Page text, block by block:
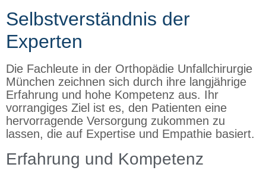
Selbstverständnis der
Experten
Die Fachleute in der Orthopädie Unfallchirurgie
München zeichnen sich durch ihre langjährige
Erfahrung und hohe Kompetenz aus. Ihr
vorrangiges Ziel ist es, den Patienten eine
hervorragende Versorgung zukommen zu
lassen, die auf Expertise und Empathie basiert.
Erfahrung und Kompetenz